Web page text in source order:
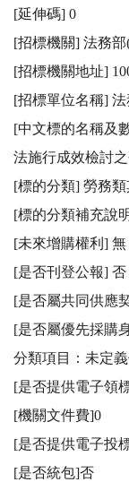
[延伸碼] 0
[招標機關] 法務部
[招標機關地址]
[招標單位名稱] 法
[中文標的名稱及
法施行成效檢討
[標的分類] 勞務類
[標的分類補充說
[未來增購權利] 無
[是否刊登公報] 否
[是否屬共同供應
[是否屬優先採購
分類項目：未定
[是否提供電子領
[機關文件費]0
[是否提供電子投
[是否統包]否